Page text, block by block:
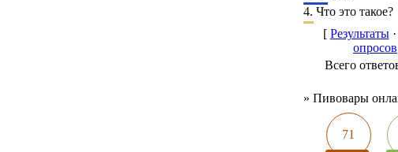
4. Что это такое?
[ Результаты
опросов
Всего
» Пивовары
71